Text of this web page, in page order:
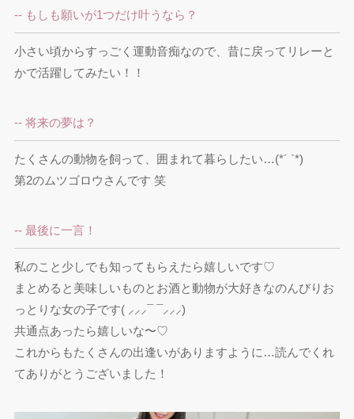
-- もしも願いが1つだけ叶うなら？
小さい頃からすっごく運動音痴なので、昔に戻ってリレーと
かで活躍してみたい！！
-- 将来の夢は？
たくさんの動物を飼って、囲まれて暮らしたい…(*´ `*)
第2のムツゴロウさんです 笑
-- 最後に一言！
私のこと少しでも知ってもらえたら嬉しいです♡
まとめると美味しいものとお酒と動物が大好きなのんびりお
っとりな女の子です( ⸝⸝⸝¯ ¯⸝⸝⸝)
共通点あったら嬉しいな〜♡
これからもたくさんの出逢いがありますように…読んでくれ
てありがとうございました！